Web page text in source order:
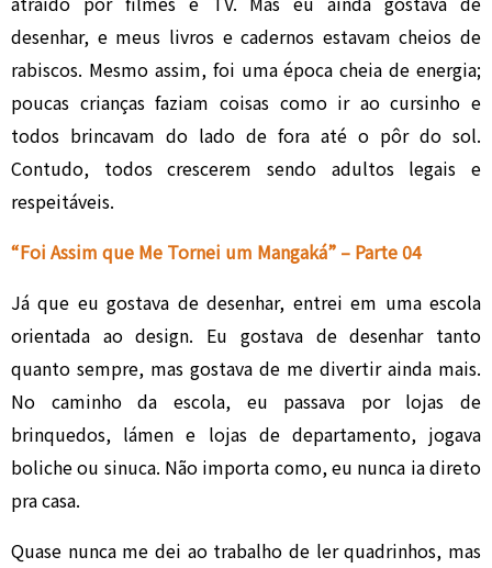
desenhar, e meus livros e cadernos estavam cheios de
rabiscos. Mesmo assim, foi uma época cheia de energia;
poucas crianças faziam coisas como ir ao cursinho e
todos brincavam do lado de fora até o pôr do sol.
Contudo, todos crescerem sendo adultos legais e
respeitáveis.
“Foi Assim que Me Tornei um Mangaká” – Parte 04
Já que eu gostava de desenhar, entrei em uma escola
orientada ao design. Eu gostava de desenhar tanto
quanto sempre, mas gostava de me divertir ainda mais.
No caminho da escola, eu passava por lojas de
brinquedos, lámen e lojas de departamento, jogava
boliche ou sinuca. Não importa como, eu nunca ia direto
pra casa.
Quase nunca me dei ao trabalho de ler quadrinhos, mas